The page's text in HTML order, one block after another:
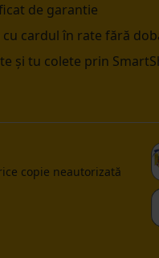
de garantie
cu cardul în rate fără
și tu colete prin
copie neautorizată